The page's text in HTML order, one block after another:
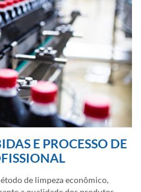
E PROCESSO DE
de limpeza econômico,